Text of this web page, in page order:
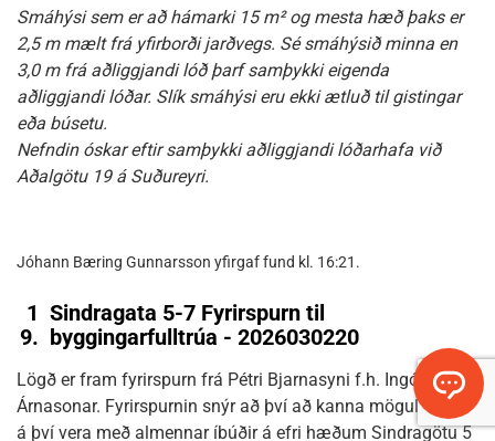
Smáhýsi sem er að hámarki 15 m² og mesta hæð þaks er
2,5 m mælt frá yfirborði jarðvegs. Sé smáhýsið minna en
3,0 m frá aðliggjandi lóð þarf samþykki eigenda
aðliggjandi lóðar. Slík smáhýsi eru ekki ætluð til gistingar
eða búsetu.
Nefndin óskar eftir samþykki aðliggjandi lóðarhafa við
Aðalgötu 19 á Suðureyri.
Jóhann Bæring Gunnarsson yfirgaf fund kl. 16:21.
1
9.
Sindragata 5-7 Fyrirspurn til
byggingarfulltrúa - 2026030220
Lögð er fram fyrirspurn frá Pétri Bjarnasyni f.h. Ingólfs
Árnasonar. Fyrirspurnin snýr að því að kanna möguleikann
á því vera með almennar íbúðir á efri hæðum Sindragötu 5